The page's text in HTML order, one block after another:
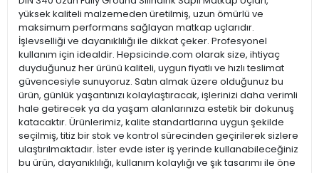
yüksek kaliteli malzemeden üretilmiş, uzun ömürlü ve
maksimum performans sağlayan matkap uçlarıdır.
İşlevselliği ve dayanıklılığı ile dikkat çeker. Profesyonel
kullanım için idealdir. Hepsicinde.com olarak size, ihtiyaç
duyduğunuz her ürünü kaliteli, uygun fiyatlı ve hızlı teslimat
güvencesiyle sunuyoruz. Satın almak üzere olduğunuz bu
ürün, günlük yaşantınızı kolaylaştıracak, işlerinizi daha verimli
hale getirecek ya da yaşam alanlarınıza estetik bir dokunuş
katacaktır. Ürünlerimiz, kalite standartlarına uygun şekilde
seçilmiş, titiz bir stok ve kontrol sürecinden geçirilerek sizlere
ulaştırılmaktadır. İster evde ister iş yerinde kullanabileceğiniz
bu ürün, dayanıklılığı, kullanım kolaylığı ve şık tasarımı ile öne